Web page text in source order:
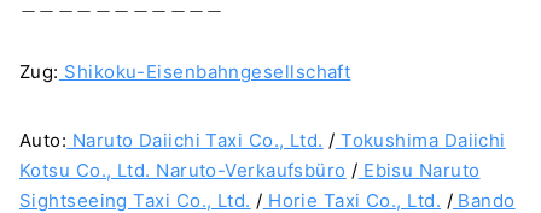
Zug: Shikoku-Eisenbahngesellschaft
Auto: Naruto Daiichi Taxi Co., Ltd. / Tokushima Daiichi
Kotsu Co., Ltd. Naruto-Verkaufsbüro / Ebisu Naruto
Sightseeing Taxi Co., Ltd. / Horie Taxi Co., Ltd. /Bando